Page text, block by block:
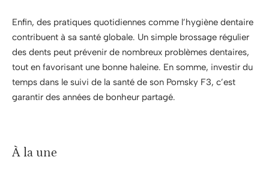
Enfin, des pratiques quotidiennes comme l’hygiène dentaire
contribuent à sa santé globale. Un simple brossage régulier
des dents peut prévenir de nombreux problèmes dentaires,
tout en favorisant une bonne haleine. En somme, investir du
temps dans le suivi de la santé de son Pomsky F3, c’est
garantir des années de bonheur partagé.
À la une